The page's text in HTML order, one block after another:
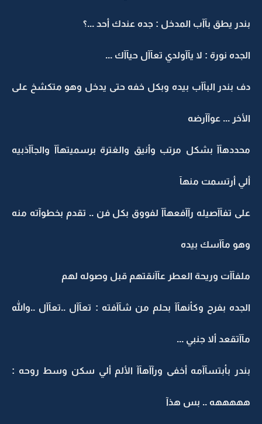
بندر يطق بآآب المدخل : جده عندك أحد ...؟
الجده نورة : لا يآآولدي تعآآل حيآآك ...
دف بندر البآآب بيده وبكل خفه حتى يدخل وهو متكشخ على
الأخر ... عوآآرضه
محددهآآ بشكل مرتب وأنيق والغترة برسميتهآآ والجآآذبيه
ألي أرتسمت منهآ
على تفآآصيله رآآفعهآآ لفووق بكل فن .. تقدم بخطوآته منه
وهو مآآسك بيده
ملفآآت وريحة العطر عآآنقتهم قبل وصوله لهم
الجده بفرح وكأنهآآ بحلم من شآآفته : تعآآل ..تعآآل ..والله
مآآتقعد ألا جنبي ...
بندر بأبتسآآمه أخفى ورآآهآآ الألم ألي سكن وسط روحه :
هههههه .. بس هذآ